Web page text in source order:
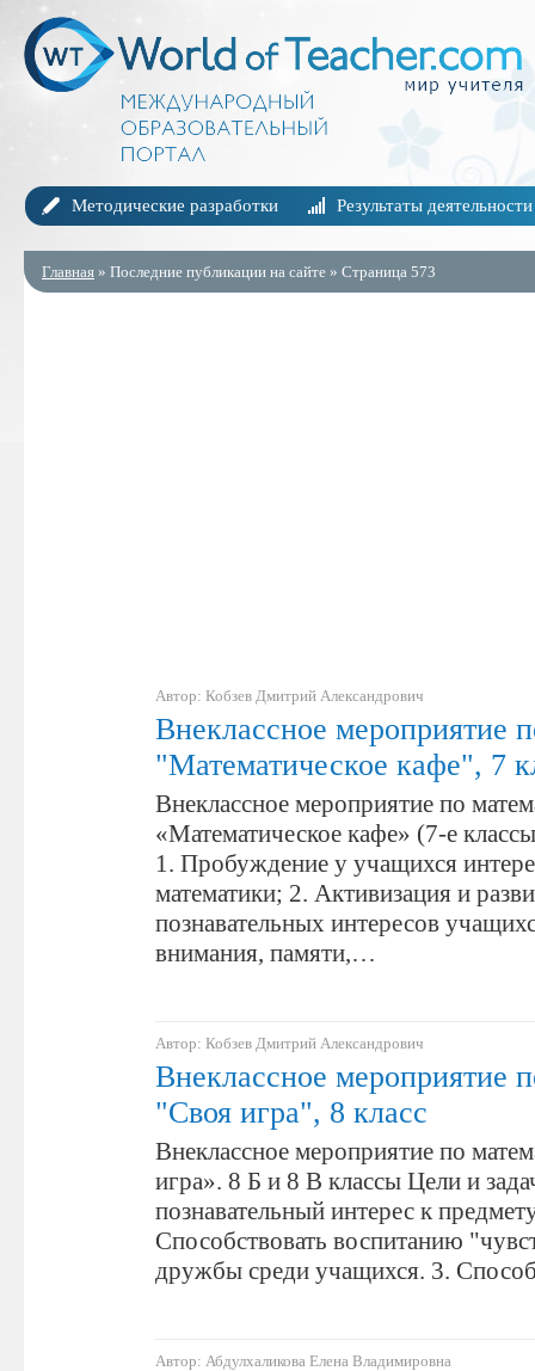
Методические разработки Результаты деятельности
Главная » Последние публикации на сайте » Страница 573
Автор: Кобзев Дмитрий Александрович
Внеклассное мероприятие
"Математическое кафе", 7
Внеклассное мероприятие по
«Математическое кафе» (7-е
1. Пробуждение у учащихся
математики; 2. Активизация и
познавательных интересов
внимания, памяти,…
Автор: Кобзев Дмитрий Александрович
Внеклассное мероприятие
"Своя игра", 8 класс
Внеклассное мероприятие по
игра». 8 Б и 8 В классы Цели и
познавательный интерес к
Способствовать воспитанию
дружбы среди учащихся. 3.
Автор: Абдулхаликова Елена Владимировна